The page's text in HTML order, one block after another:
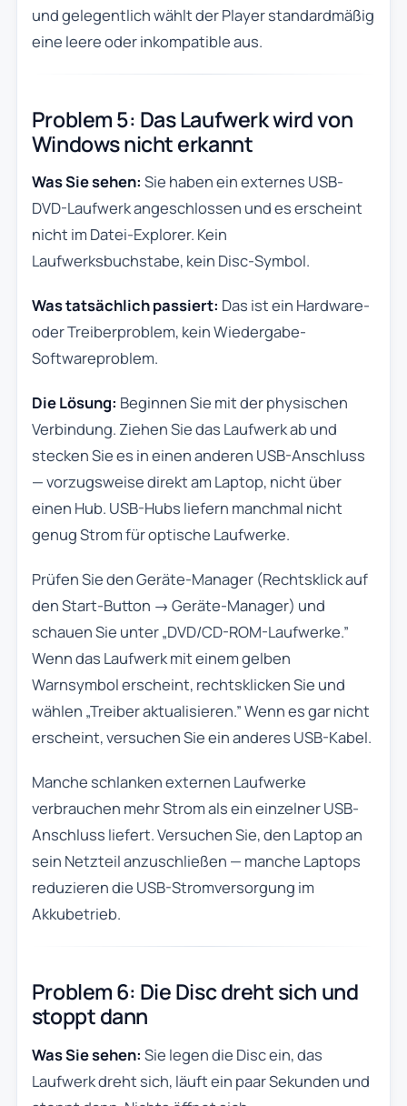
und gelegentlich wählt der Player standardmäßig
eine leere oder inkompatible aus.
Problem 5: Das Laufwerk wird von
Windows nicht erkannt
Was Sie sehen: Sie haben ein externes USB-
DVD-Laufwerk angeschlossen und es erscheint
nicht im Datei-Explorer. Kein
Laufwerksbuchstabe, kein Disc-Symbol.
Was tatsächlich passiert: Das ist ein Hardware-
oder Treiberproblem, kein Wiedergabe-
Softwareproblem.
Die Lösung: Beginnen Sie mit der physischen
Verbindung. Ziehen Sie das Laufwerk ab und
stecken Sie es in einen anderen USB-Anschluss
— vorzugsweise direkt am Laptop, nicht über
einen Hub. USB-Hubs liefern manchmal nicht
genug Strom für optische Laufwerke.
Prüfen Sie den Geräte-Manager (Rechtsklick auf
den Start-Button → Geräte-Manager) und
schauen Sie unter „DVD/CD-ROM-Laufwerke.”
Wenn das Laufwerk mit einem gelben
Warnsymbol erscheint, rechtsklicken Sie und
wählen „Treiber aktualisieren.” Wenn es gar nicht
erscheint, versuchen Sie ein anderes USB-Kabel.
Manche schlanken externen Laufwerke
verbrauchen mehr Strom als ein einzelner USB-
Anschluss liefert. Versuchen Sie, den Laptop an
sein Netzteil anzuschließen — manche Laptops
reduzieren die USB-Stromversorgung im
Akkubetrieb.
Problem 6: Die Disc dreht sich und
stoppt dann
Was Sie sehen: Sie legen die Disc ein, das
Laufwerk dreht sich, läuft ein paar Sekunden und